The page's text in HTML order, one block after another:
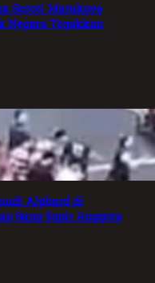
Soroti Maraknya
Negara Tegakkan
Alphard di
Sang Sopir Anggota